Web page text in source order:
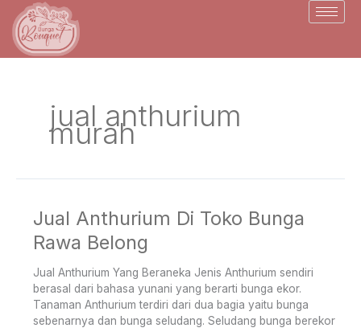
content
jual anthurium
murah
Jual Anthurium Di Toko Bunga
Rawa Belong
Jual Anthurium Yang Beraneka Jenis Anthurium sendiri
berasal dari bahasa yunani yang berarti bunga ekor.
Tanaman Anthurium terdiri dari dua bagia yaitu bunga
sebenarnya dan bunga seludang. Seludang bunga berekor
Jual
Di
Bunga
Rawa
Belong